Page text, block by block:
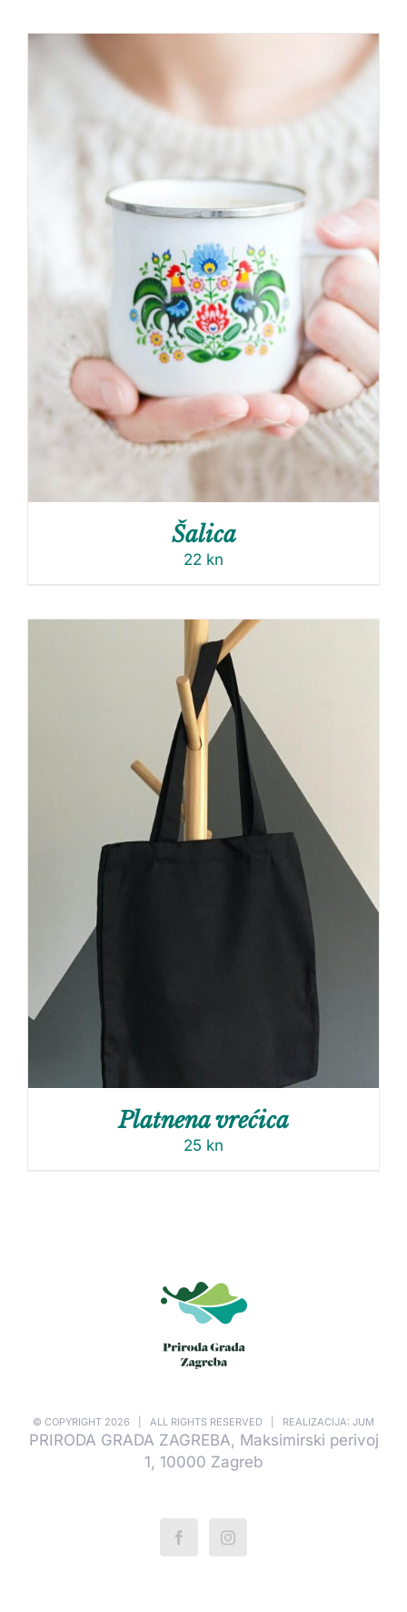
Šalica
22 kn
Platnena vrećica
25 kn
© COPYRIGHT 2026 | ALL RIGHTS RESERVED | REALIZACIJA: JUM
PRIRODA GRADA ZAGREBA, Maksimirski perivoj
1, 10000 Zagreb